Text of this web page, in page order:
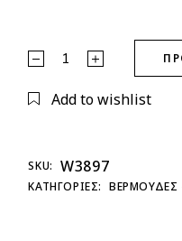
Jean Βερμούδα Μακριά
Add to wishlist
SKU: W3897
ΚΑΤΗΓΟΡΊΕΣ: ΒΕΡΜΟΥΔΕΣ